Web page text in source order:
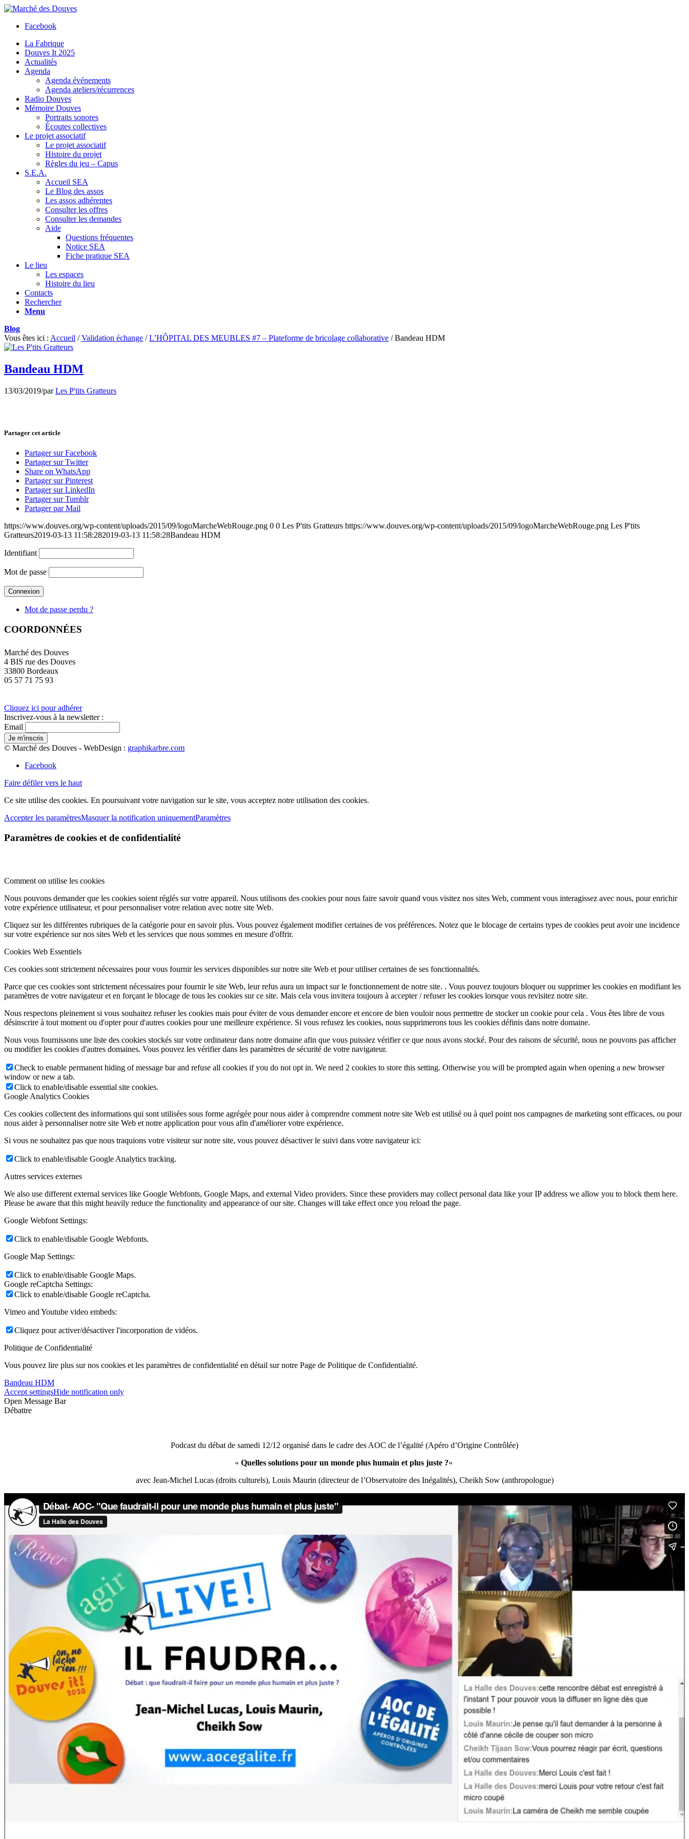
Facebook
La Fabrique
Douves It 2025
Actualités
Agenda
Agenda événements
Agenda ateliers/récurrences
Radio Douves
Mémoire Douves
Portraits sonores
Écoutes collectives
Le projet associatif
Le projet associatif
Histoire du projet
Règles du jeu – Capus
S.E.A.
Accueil SEA
Le Blog des assos
Les assos adhérentes
Consulter les offres
Consulter les demandes
Aide
Questions fréquentes
Notice SEA
Fiche pratique SEA
Le lieu
Les espaces
Histoire du lieu
Contacts
Rechercher
Menu
Blog
Vous êtes ici : Accueil / Validation échange / L’HÔPITAL DES MEUBLES #7 – Plateforme de bricolage collaborative / Bandeau HDM
Bandeau HDM
13/03/2019/parLes P'tits Gratteurs
Partager cet article
Partager sur Facebook
Partager sur Twitter
Share on WhatsApp
Partager sur Pinterest
Partager sur LinkedIn
Partager sur Tumblr
Partager par Mail
https://www.douves.org/wp-content/uploads/2015/09/logoMarcheWebRouge.png 0 0 Les P'tits Gratteurs https://www.douves.org/wp-content/uploads/2015/09/logoMarcheWebRouge.png Les P'tits
Gratteurs2019-03-13 11:58:282019-03-13 11:58:28Bandeau HDM
Identifiant
Mot de passe
Mot de passe perdu ?
COORDONNÉES
Marché des Douves
4 BIS rue des Douves
33800 Bordeaux
05 57 71 75 93
Cliquez ici pour adhérer
Inscrivez-vous à la newsletter :
Email
© Marché des Douves - WebDesign : graphikarbre.com
Facebook
Faire défiler vers le haut
Ce site utilise des cookies. En poursuivant votre navigation sur le site, vous acceptez notre utilisation des cookies.
Accepter les paramètresMasquer la notification uniquementParamètres
Paramètres de cookies et de confidentialité
Comment on utilise les cookies
Nous pouvons demander que les cookies soient réglés sur votre appareil. Nous utilisons des cookies pour nous faire savoir quand vous visitez nos sites Web, comment vous interagissez avec nous, pour enrichir
votre expérience utilisateur, et pour personnaliser votre relation avec notre site Web.
Cliquez sur les différentes rubriques de la catégorie pour en savoir plus. Vous pouvez également modifier certaines de vos préférences. Notez que le blocage de certains types de cookies peut avoir une incidence
sur votre expérience sur nos sites Web et les services que nous sommes en mesure d'offrir.
Cookies Web Essentiels
Ces cookies sont strictement nécessaires pour vous fournir les services disponibles sur notre site Web et pour utiliser certaines de ses fonctionnalités.
Parce que ces cookies sont strictement nécessaires pour fournir le site Web, leur refus aura un impact sur le fonctionnement de notre site. . Vous pouvez toujours bloquer ou supprimer les cookies en modifiant les
paramètres de votre navigateur et en forçant le blocage de tous les cookies sur ce site. Mais cela vous invitera toujours à accepter / refuser les cookies lorsque vous revisitez notre site.
Nous respectons pleinement si vous souhaitez refuser les cookies mais pour éviter de vous demander encore et encore de bien vouloir nous permettre de stocker un cookie pour cela . Vous êtes libre de vous
désinscrire à tout moment ou d'opter pour d'autres cookies pour une meilleure expérience. Si vous refusez les cookies, nous supprimerons tous les cookies définis dans notre domaine.
Nous vous fournissons une liste des cookies stockés sur votre ordinateur dans notre domaine afin que vous puissiez vérifier ce que nous avons stocké. Pour des raisons de sécurité, nous ne pouvons pas afficher
ou modifier les cookies d'autres domaines. Vous pouvez les vérifier dans les paramètres de sécurité de votre navigateur.
Check to enable permanent hiding of message bar and refuse all cookies if you do not opt in. We need 2 cookies to store this setting. Otherwise you will be prompted again when opening a new browser
window or new a tab.
Click to enable/disable essential site cookies.
Google Analytics Cookies
Ces cookies collectent des informations qui sont utilisées sous forme agrégée pour nous aider à comprendre comment notre site Web est utilisé ou à quel point nos campagnes de marketing sont efficaces, ou pour
nous aider à personnaliser notre site Web et notre application pour vous afin d'améliorer votre expérience.
Si vous ne souhaitez pas que nous traquions votre visiteur sur notre site, vous pouvez désactiver le suivi dans votre navigateur ici:
Click to enable/disable Google Analytics tracking.
Autres services externes
We also use different external services like Google Webfonts, Google Maps, and external Video providers. Since these providers may collect personal data like your IP address we allow you to block them here.
Please be aware that this might heavily reduce the functionality and appearance of our site. Changes will take effect once you reload the page.
Google Webfont Settings:
Click to enable/disable Google Webfonts.
Google Map Settings:
Click to enable/disable Google Maps.
Google reCaptcha Settings:
Click to enable/disable Google reCaptcha.
Vimeo and Youtube video embeds:
Cliquez pour activer/désactiver l'incorporation de vidéos.
Politique de Confidentialité
Vous pouvez lire plus sur nos cookies et les paramètres de confidentialité en détail sur notre Page de Politique de Confidentialité.
Bandeau HDM
Accept settingsHide notification only
Open Message Bar
Débattre
Podcast du débat de samedi 12/12 organisé dans le cadre des AOC de l’égalité (Apéro d’Origine Contrôlée)
« Quelles solutions pour un monde plus humain et plus juste ?«
avec Jean-Michel Lucas (droits culturels), Louis Maurin (directeur de l’Observatoire des Inégalités), Cheikh Sow (anthropologue)